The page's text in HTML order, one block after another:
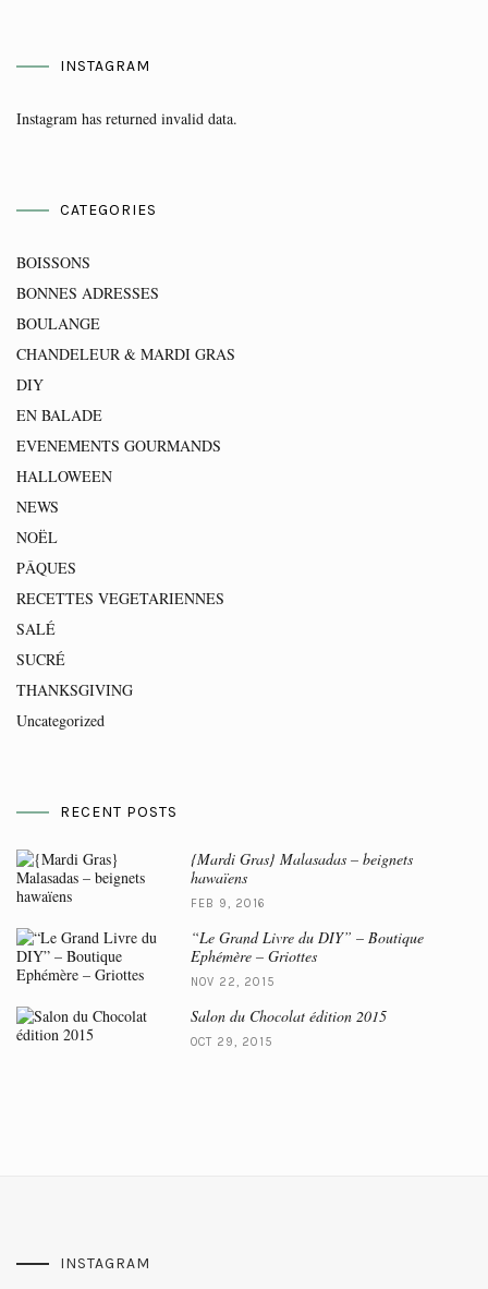
INSTAGRAM
Instagram has returned invalid data.
CATEGORIES
BOISSONS
BONNES ADRESSES
BOULANGE
CHANDELEUR & MARDI GRAS
DIY
EN BALADE
EVENEMENTS GOURMANDS
HALLOWEEN
NEWS
NOËL
PÂQUES
RECETTES VEGETARIENNES
SALÉ
SUCRÉ
THANKSGIVING
Uncategorized
RECENT POSTS
{Mardi Gras} Malasadas – beignets
hawaïens
FEB 9, 2016
“Le Grand Livre du DIY” – Boutique
Ephémère – Griottes
NOV 22, 2015
Salon du Chocolat édition 2015
OCT 29, 2015
INSTAGRAM